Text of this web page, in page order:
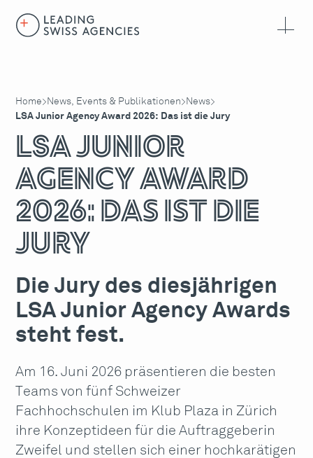
Home> News, Events & Publikationen> News>
LSA Junior Agency Award 2026: Das ist die Jury
LSA Junior
Agency Award
2026: Das ist die
Jury
Die Jury des diesjährigen
LSA Junior Agency Awards
steht fest.
Am 16. Juni 2026 präsentieren die besten
Teams von fünf Schweizer
Fachhochschulen im Klub Plaza in Zürich
ihre Konzeptideen für die Auftraggeberin
Zweifel und stellen sich einer hochkarätigen